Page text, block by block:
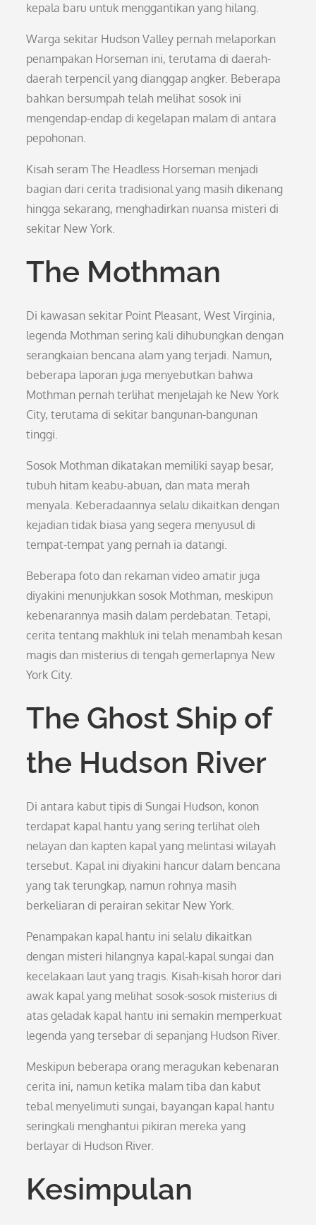
kepala baru untuk menggantikan yang hilang.
Warga sekitar Hudson Valley pernah melaporkan
penampakan Horseman ini, terutama di daerah-
daerah terpencil yang dianggap angker. Beberapa
bahkan bersumpah telah melihat sosok ini
mengendap-endap di kegelapan malam di antara
pepohonan.
Kisah seram The Headless Horseman menjadi
bagian dari cerita tradisional yang masih dikenang
hingga sekarang, menghadirkan nuansa misteri di
sekitar New York.
The Mothman
Di kawasan sekitar Point Pleasant, West Virginia,
legenda Mothman sering kali dihubungkan dengan
serangkaian bencana alam yang terjadi. Namun,
beberapa laporan juga menyebutkan bahwa
Mothman pernah terlihat menjelajah ke New York
City, terutama di sekitar bangunan-bangunan
tinggi.
Sosok Mothman dikatakan memiliki sayap besar,
tubuh hitam keabu-abuan, dan mata merah
menyala. Keberadaannya selalu dikaitkan dengan
kejadian tidak biasa yang segera menyusul di
tempat-tempat yang pernah ia datangi.
Beberapa foto dan rekaman video amatir juga
diyakini menunjukkan sosok Mothman, meskipun
kebenarannya masih dalam perdebatan. Tetapi,
cerita tentang makhluk ini telah menambah kesan
magis dan misterius di tengah gemerlapnya New
York City.
The Ghost Ship of
the Hudson River
Di antara kabut tipis di Sungai Hudson, konon
terdapat kapal hantu yang sering terlihat oleh
nelayan dan kapten kapal yang melintasi wilayah
tersebut. Kapal ini diyakini hancur dalam bencana
yang tak terungkap, namun rohnya masih
berkeliaran di perairan sekitar New York.
Penampakan kapal hantu ini selalu dikaitkan
dengan misteri hilangnya kapal-kapal sungai dan
kecelakaan laut yang tragis. Kisah-kisah horor dari
awak kapal yang melihat sosok-sosok misterius di
atas geladak kapal hantu ini semakin memperkuat
legenda yang tersebar di sepanjang Hudson River.
Meskipun beberapa orang meragukan kebenaran
cerita ini, namun ketika malam tiba dan kabut
tebal menyelimuti sungai, bayangan kapal hantu
seringkali menghantui pikiran mereka yang
berlayar di Hudson River.
Kesimpulan